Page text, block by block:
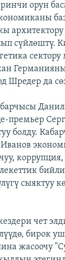
орун
архитектору
сүйлөштү.
Шредер да
премьер
болду.
сыяктуу
чет
бирок
жасоочу